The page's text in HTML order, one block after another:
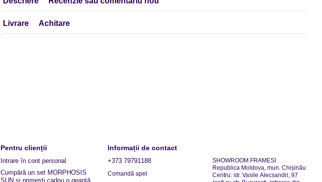
Livrare Achitare
Pentru clienții
Intrare în cont personal
Cumpără un set MORPHOSIS
SUN și primești cadou o geantă
Informații de contact
+373 79791188
Comandă apel
SHOWROOM FRAMESI
Republica Moldova, mun. Chișinău
Centru: str. Vasile Alecsandri, 97